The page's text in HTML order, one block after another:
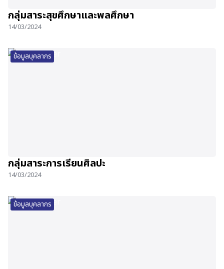
กลุ่มสาระสุขศึกษาและพลศึกษา
14/03/2024
ข้อมูลบุคลากร
กลุ่มสาระการเรียนศิลปะ
14/03/2024
ข้อมูลบุคลากร